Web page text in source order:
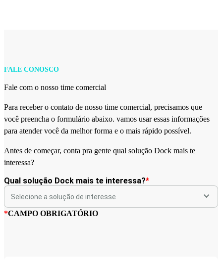
FALE CONOSCO
Fale com o nosso time comercial
Para receber o contato de nosso time comercial, precisamos que
você preencha o formulário abaixo. vamos usar essas informações
para atender você da melhor forma e o mais rápido possível.
Antes de começar, conta pra gente qual solução Dock mais te
interessa?
Qual solução Dock mais te interessa?*
*CAMPO OBRIGATÓRIO